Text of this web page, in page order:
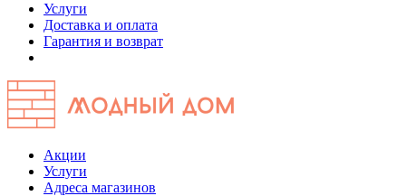
Услуги
Доставка и оплата
Гарантия и возврат
Акции
Услуги
Адреса магазинов